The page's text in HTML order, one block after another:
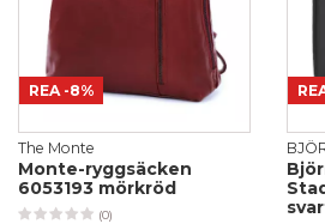
REA -8%
The Monte
Monte-ryggsäcken
6053193 mörkröd
(0)